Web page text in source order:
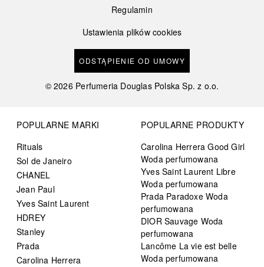
Regulamin
Ustawienia plików cookies
ODSTĄPIENIE OD UMOWY
©2026 Perfumeria Douglas Polska Sp. z o.o.
POPULARNE MARKI
Rituals
Sol de Janeiro
CHANEL
Jean Paul
Yves Saint Laurent
HDREY
Stanley
Prada
Carolina Herrera
POPULARNE PRODUKTY
Carolina Herrera Good Girl
Woda perfumowana
Yves Saint Laurent Libre
Woda perfumowana
Prada Paradoxe Woda
perfumowana
DIOR Sauvage Woda
perfumowana
Lancôme La vie est belle
Woda perfumowana